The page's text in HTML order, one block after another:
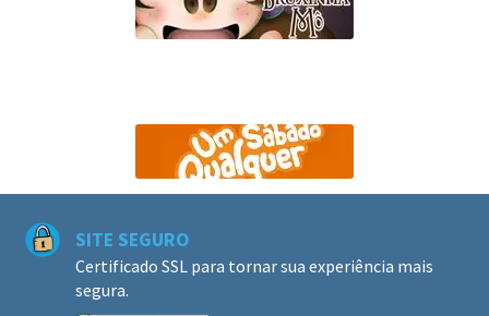
SITE SEGURO
Certificado SSL para tornar sua experiência mais
segura.